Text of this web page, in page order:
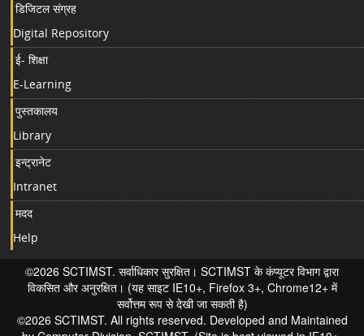
डिजिटल संग्रह
Digital Repository
ई- शिक्षा
E-Learning
पुस्तकालय
Library
इन्ट्रानेट
Intranet
मदद
Help
©2026 SCTIMST. सर्वाधिकार सुरक्षित। SCTIMST के कंप्यूटर विभाग द्वारा
विकसित और अनुरक्षित। (यह साइट IE10+, Firefox 3+, Chrome12+ में
सर्वोत्तम रूप से देखी जा सकती है)
©2026 SCTIMST. All rights reserved. Developed and Maintained